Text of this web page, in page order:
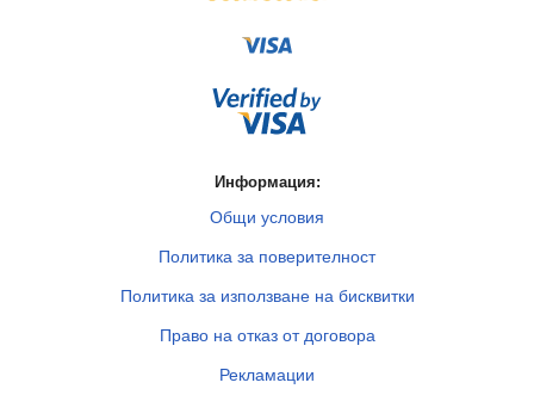
Информация:
Общи условия
Политика за поверителност
Политика за използване на бисквитки
Право на отказ от договора
Рекламации